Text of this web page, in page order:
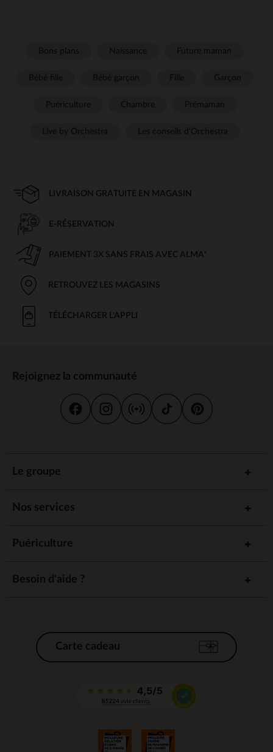
LIVRAISON GRATUITE EN MAGASIN
E-RÉSERVATION
PAIEMENT 3X SANS FRAIS AVEC ALMA*
RETROUVEZ LES MAGASINS
TÉLÉCHARGER L'APPLI
Rejoignez la communauté
Le groupe
Nos services
Puériculture
Besoin d'aide ?
Carte cadeau